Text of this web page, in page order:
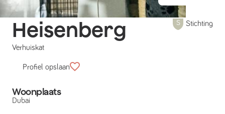
Heisenberg
Verhuiskat
Stichting
Profiel opslaan
Woonplaats
Dubai